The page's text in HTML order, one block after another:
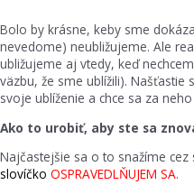
Bolo by krásne, keby sme
nevedome) neubližujeme. Ale
ubližujeme aj vtedy, keď
väzbu, že sme ublížili).
svoje ublíženie a chce sa za
Ako to urobiť, aby ste sa
Najčastejšie sa o to snažíme cez
slovíčko OSPRAVEDLŇUJEM SA.